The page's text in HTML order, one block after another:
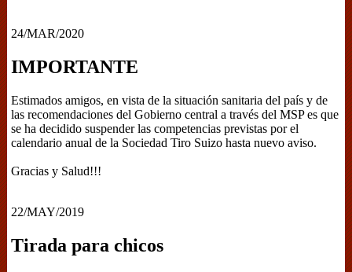
24/MAR/2020
IMPORTANTE
Estimados amigos, en vista de la situación sanitaria del país y de
las recomendaciones del Gobierno central a través del MSP es que
se ha decidido suspender las competencias previstas por el
calendario anual de la Sociedad Tiro Suizo hasta nuevo aviso.
Gracias y Salud!!!
22/MAY/2019
Tirada para chicos